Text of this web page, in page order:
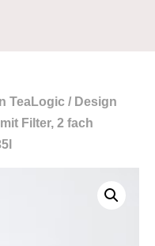
TeaLogic / Design
Filter, 2 fach